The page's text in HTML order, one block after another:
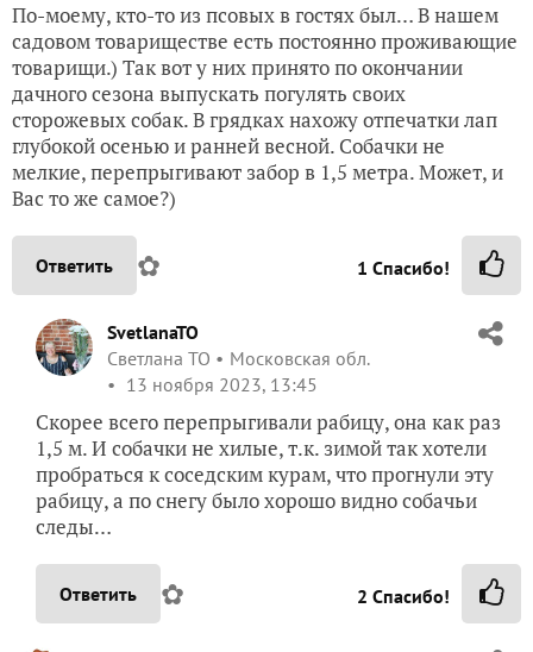
По-моему, кто-то из псовых в гостях был… В нашем
садовом товариществе есть постоянно проживающие
товарищи.) Так вот у них принято по окончании
дачного сезона выпускать погулять своих
сторожевых собак. В грядках нахожу отпечатки лап
глубокой осенью и ранней весной. Собачки не
мелкие, перепрыгивают забор в 1,5 метра. Может, и
Вас то же самое?)
Ответить ✿ 1 Спасибо!
SvetlanaTO
Светлана ТО
Московская обл.
13 ноября 2023, 13:45
Скорее всего перепрыгивали рабицу, она как раз
1,5 м. И собачки не хилые, т.к. зимой так хотели
пробраться к соседским курам, что прогнули эту
рабицу, а по снегу было хорошо видно собачьи
следы…
Ответить ✿ 2 Спасибо!